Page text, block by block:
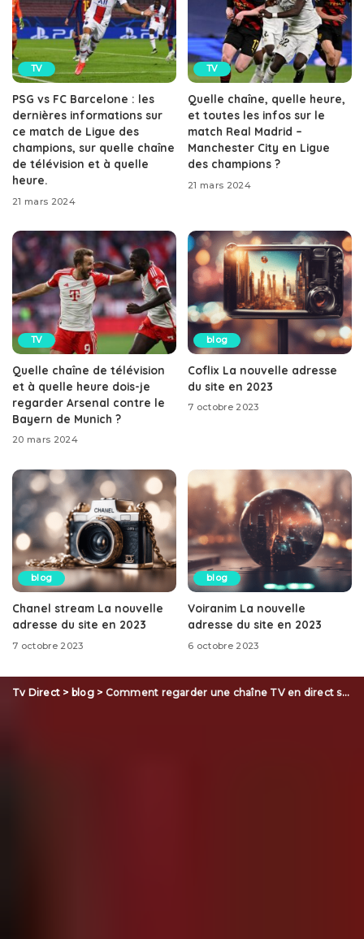
TV
PSG vs FC Barcelone : les
dernières informations sur
ce match de Ligue des
champions, sur quelle chaîne
de télévision et à quelle
heure.
21 mars 2024
TV
Quelle chaîne, quelle heure,
et toutes les infos sur le
match Real Madrid –
Manchester City en Ligue
des champions ?
21 mars 2024
TV
Quelle chaîne de télévision
et à quelle heure dois-je
regarder Arsenal contre le
Bayern de Munich ?
20 mars 2024
blog
Coflix La nouvelle adresse
du site en 2023
7 octobre 2023
blog
Chanel stream La nouvelle
adresse du site en 2023
7 octobre 2023
blog
Voiranim La nouvelle
adresse du site en 2023
6 octobre 2023
Tv Direct > blog> Comment regarder une chaîne TV en direct sur Internet ?